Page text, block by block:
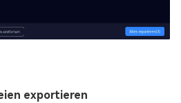
exportieren